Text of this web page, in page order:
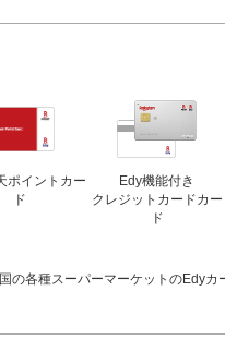
ポイントカー
ド
Edy機能付き
クレジットカードカー
ド
国の各種スーパーマーケットのEdy